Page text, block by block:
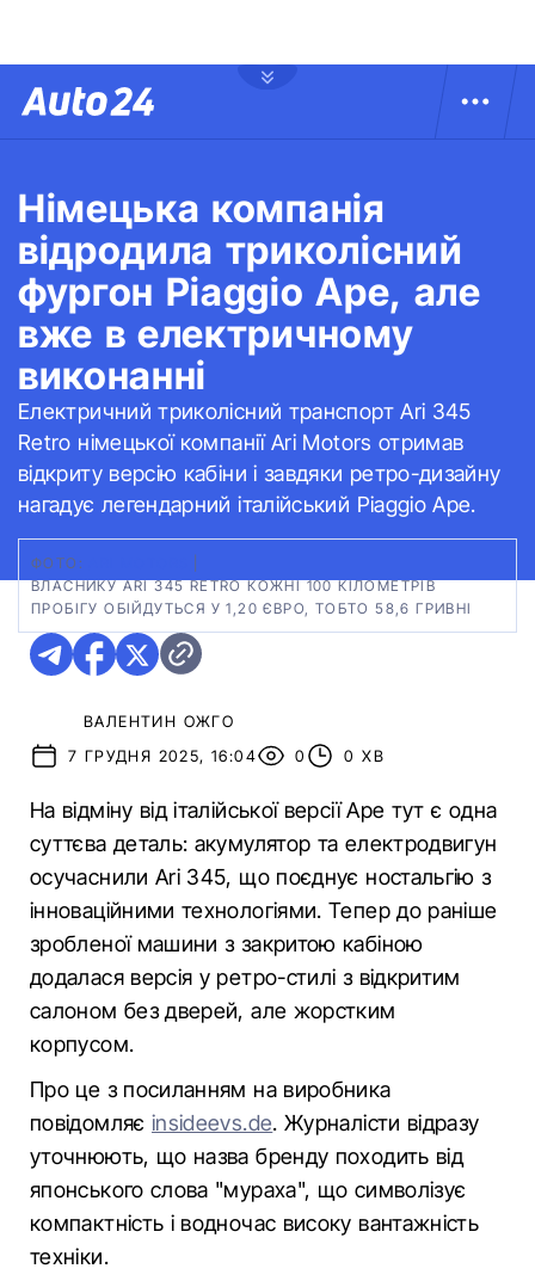
Німецька компанія
відродила триколісний
фургон Piaggio Ape, але
вже в електричному
виконанні
Електричний триколісний транспорт Ari 345
Retro німецької компанії Ari Motors отримав
відкриту версію кабіни і завдяки ретро-дизайну
нагадує легендарний італійський Piaggio Ape.
ФОТО:
ВЛАСНИКУ ARI 345 RETRO КОЖНІ 100 КІЛОМЕТРІВ
ПРОБІГУ ОБІЙДУТЬСЯ У 1,20 ЄВРО, ТОБТО 58,6 ГРИВНІ
ВАЛЕНТИН ОЖГО
7 ГРУДНЯ 2025, 16:04
0 0 ХВ
На відміну від італійської версії Ape тут є одна
суттєва деталь: акумулятор та електродвигун
осучаснили Ari 345, що поєднує ностальгію з
інноваційними технологіями. Тепер до раніше
зробленої машини з закритою кабіною
додалася версія у ретро-стилі з відкритим
салоном без дверей, але жорстким
корпусом.
Про це з посиланням на виробника
повідомляє insideevs.de. Журналісти відразу
уточнюють, що назва бренду походить від
японського слова "мураха", що символізує
компактність і водночас високу вантажність
техніки.